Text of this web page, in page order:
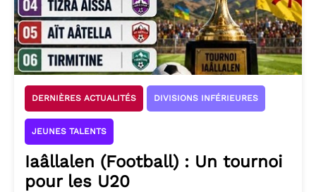
DERNIÈRES ACTUALITÉS DIVISIONS INFÉRIEURES
JEUNES TALENTS
Iaâllalen (Football) : Un tournoi
pour les U20